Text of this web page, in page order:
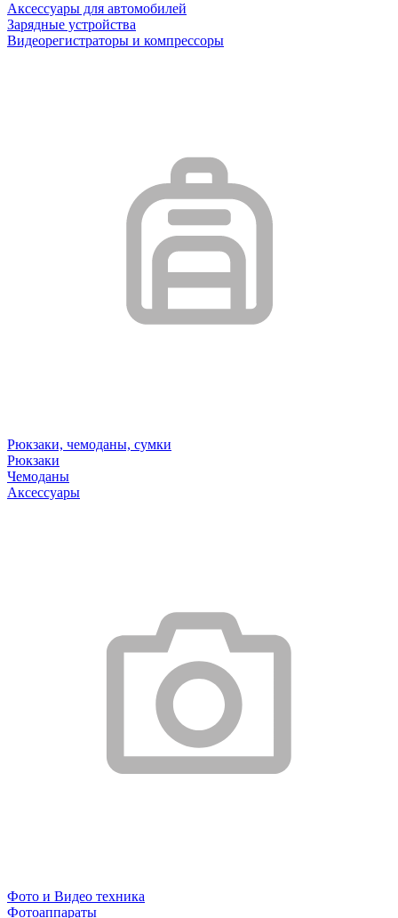
Аксессуары для автомобилей
Зарядные устройства
Видеорегистраторы и компрессоры
Рюкзаки, чемоданы, сумки
Рюкзаки
Чемоданы
Аксессуары
Фото и Видео техника
Фотоаппараты